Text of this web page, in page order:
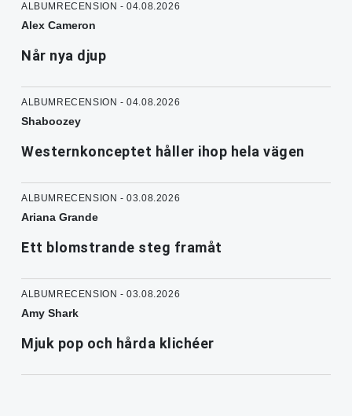
ALBUMRECENSION - 04.08.2026
Alex Cameron
Når nya djup
ALBUMRECENSION - 04.08.2026
Shaboozey
Westernkonceptet håller ihop hela vägen
ALBUMRECENSION - 03.08.2026
Ariana Grande
Ett blomstrande steg framåt
ALBUMRECENSION - 03.08.2026
Amy Shark
Mjuk pop och hårda klichéer